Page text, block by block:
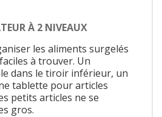
À 2 NIVEAUX
les aliments surgelés
à trouver. Un
dans le tiroir inférieur, un
tablette pour articles
petits articles ne se
gros.